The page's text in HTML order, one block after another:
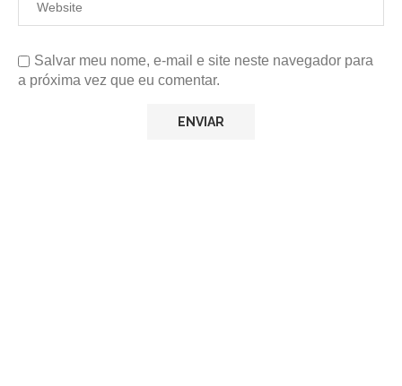
Salvar meu nome, e-mail e site neste navegador para
a próxima vez que eu comentar.